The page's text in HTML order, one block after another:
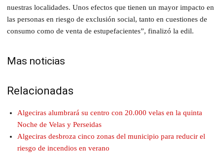
nuestras localidades. Unos efectos que tienen un mayor impacto en
las personas en riesgo de exclusión social, tanto en cuestiones de
consumo como de venta de estupefacientes”, finalizó la edil.
Mas noticias
Relacionadas
Algeciras alumbrará su centro con 20.000 velas en la quinta
Noche de Velas y Perseidas
Algeciras desbroza cinco zonas del municipio para reducir el
riesgo de incendios en verano